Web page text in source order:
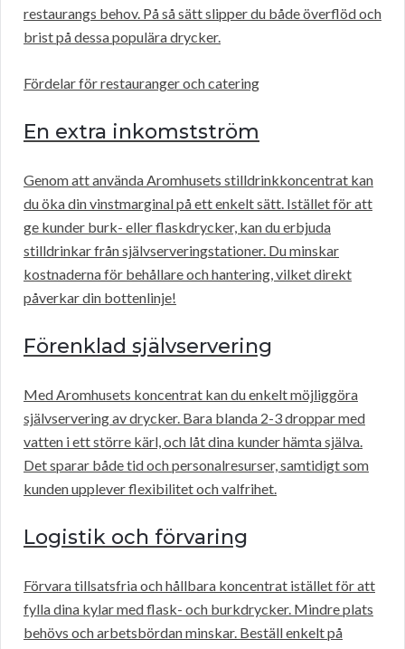
restaurangs behov. På så sätt slipper du både överflöd och
brist på dessa populära drycker.
Fördelar för restauranger och catering
En extra inkomstström
Genom att använda Aromhusets stilldrinkkoncentrat kan
du öka din vinstmarginal på ett enkelt sätt. Istället för att
ge kunder burk- eller flaskdrycker, kan du erbjuda
stilldrinkar från självserveringstationer. Du minskar
kostnaderna för behållare och hantering, vilket direkt
påverkar din bottenlinje!
Förenklad självservering
Med Aromhusets koncentrat kan du enkelt möjliggöra
självservering av drycker. Bara blanda 2-3 droppar med
vatten i ett större kärl, och låt dina kunder hämta själva.
Det sparar både tid och personalresurser, samtidigt som
kunden upplever flexibilitet och valfrihet.
Logistik och förvaring
Förvara tillsatsfria och hållbara koncentrat istället för att
fylla dina kylar med flask- och burkdrycker. Mindre plats
behövs och arbetsbördan minskar. Beställ enkelt på